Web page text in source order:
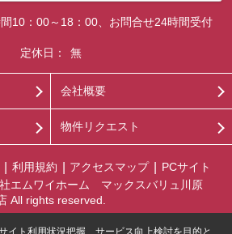
10：00～18：00、お問合せ24時間受付
定休日：
無
会社概要
物件リクエスト
利用規約 アクセスマップ
PCサイト
エムワイホーム マックスバリュ川原
All rights reserved.
イト利用状況把握、サービス向上検討を目的と